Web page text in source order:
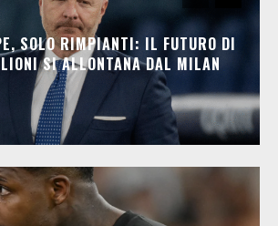
SOLO RIMPIANTI: IL FUTURO DI
SI ALLONTANA DAL MILAN